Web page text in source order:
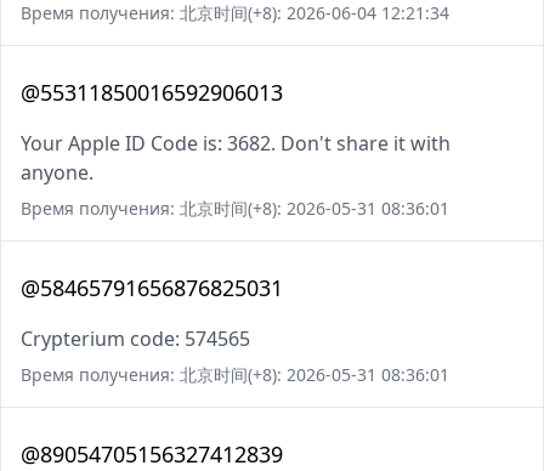
Время получения: 北京时间(+8): 2026-06-04 12:21:34
@55311850016592906013
Your Apple ID Code is: 3682. Don't share it with
anyone.
Время получения: 北京时间(+8): 2026-05-31 08:36:01
@58465791656876825031
Crypterium code: 574565
Время получения: 北京时间(+8): 2026-05-31 08:36:01
@89054705156327412839